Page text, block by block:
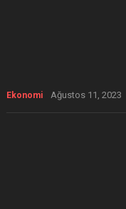
Ekonomi Ağustos 11, 2023